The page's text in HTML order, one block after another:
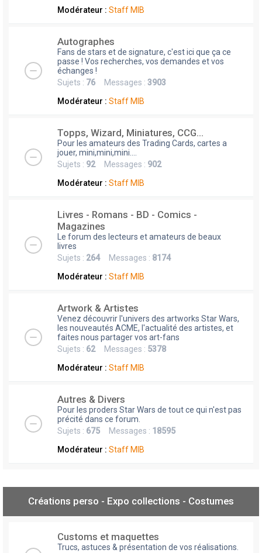
Modérateur : Staff MIB
Autographes
Fans de stars et de signature, c'est ici que ça ce
passe ! Vos recherches, vos demandes et vos
échanges !
Sujets : 76 Messages : 3903
Modérateur : Staff MIB
Topps, Wizard, Miniatures, CCG...
Pour les amateurs des Trading Cards, cartes a
jouer, mini,mini,mini....
Sujets : 92Messages : 902
Modérateur : Staff MIB
Livres - Romans - BD - Comics -
Magazines
Le forum des lecteurs et amateurs de beaux
livres
Sujets : 264Messages : 8174
Modérateur : Staff MIB
Artwork & Artistes
Venez découvrir l'univers des artworks Star Wars,
les nouveautés ACME, l'actualité des artistes, et
faites nous partager vos art-fans
Sujets : 62Messages : 5378
Modérateur : Staff MIB
Autres & Divers
Pour les proders Star Wars de tout ce qui n'est pas
précité dans ce forum.
Sujets : 675 Messages : 18595
Modérateur : Staff MIB
Créations perso - Expo collections - Costumes
Customs et maquettes
Trucs, astuces & présentation de vos réalisations.